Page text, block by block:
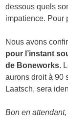
dessous quels
impatience. Pour
Nous avons
pour l’instant
de Boneworks.
aurons droit à 90
Laatsch, sera
Bon en